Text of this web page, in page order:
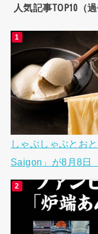
人気記事TOP10（過
しゃぶしゃぶとお
Saigon」が8月8日